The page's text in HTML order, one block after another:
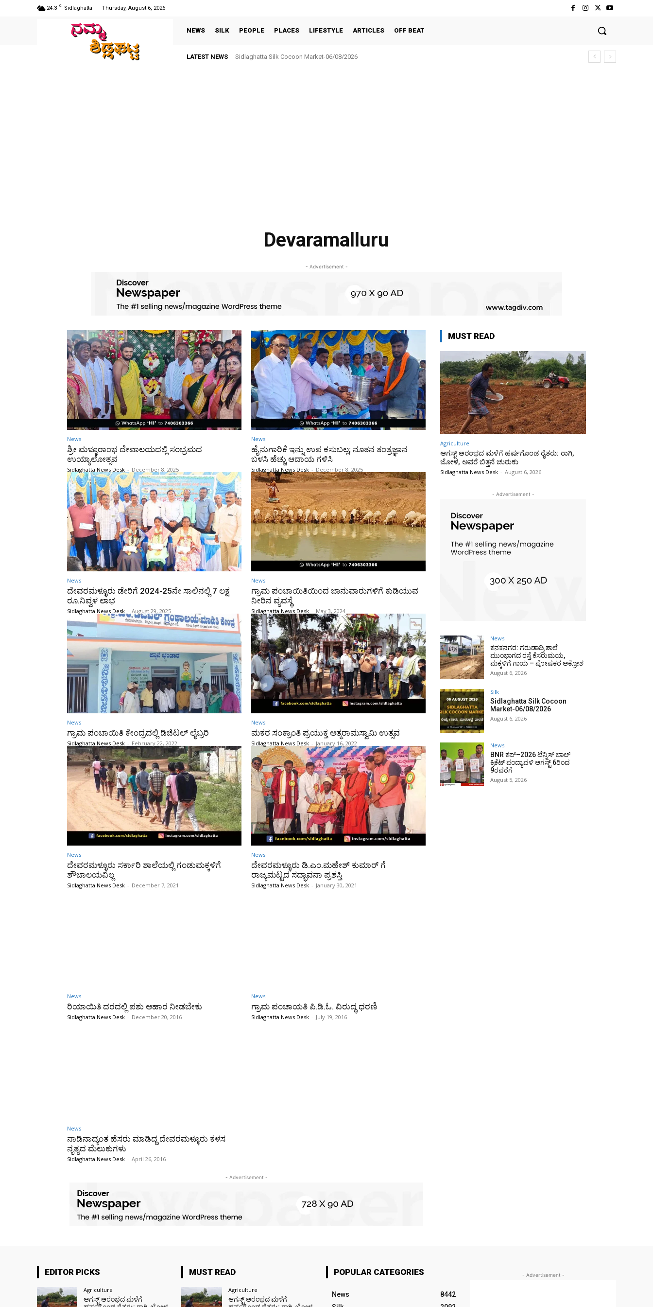
24.3 C Sidlaghatta Thursday, August 6, 2026
NEWS SILK PEOPLE PLACES LIFESTYLE ARTICLES OFF BEAT
LATEST NEWS Sidlaghatta Silk Cocoon Market-06/08/2026
BNR ಕಪ್–2026 ಟೆನ್ನಿಸ್ ಬಾಲ್ ಕ್ರಿಕೆಟ್ ಪಂದ್ಯಾವಳಿ ಆಗಸ್ಟ್ 6ರಿಂದ 9ರವರೆಗೆ
Devaramalluru
- Advertisement -
News
ಶ್ರೀ ಮಳ್ಳೂರಾಂಭ ದೇವಾಲಯದಲ್ಲಿ ಸಂಭ್ರಮದ
ಉಯ್ಯಾಲೋತ್ಸವ
Sidlaghatta News Desk - December 8, 2025
News
ಹೈನುಗಾರಿಕೆ ಇನ್ನು ಉಪ ಕಸುಬಲ್ಲ; ನೂತನ ತಂತ್ರಜ್ಞಾನ
ಬಳಸಿ ಹೆಚ್ಚು ಆದಾಯ ಗಳಿಸಿ
Sidlaghatta News Desk - December 8, 2025
News
ದೇವರಮಳ್ಳೂರು ಡೇರಿಗೆ 2024-25ನೇ ಸಾಲಿನಲ್ಲಿ 7 ಲಕ್ಷ
ರೂ.ನಿವ್ವಳ ಲಾಭ
Sidlaghatta News Desk - August 29, 2025
News
ಗ್ರಾಮ ಪಂಚಾಯಿತಿಯಿಂದ ಜಾನುವಾರುಗಳಿಗೆ ಕುಡಿಯುವ
ನೀರಿನ ವ್ಯವಸ್ಥೆ
Sidlaghatta News Desk - May 3, 2024
News
ಗ್ರಾಮ ಪಂಚಾಯಿತಿ ಕೇಂದ್ರದಲ್ಲಿ ಡಿಜಿಟಲ್ ಲೈಬ್ರರಿ
Sidlaghatta News Desk - February 22, 2022
News
ಮಕರ ಸಂಕ್ರಾಂತಿ ಪ್ರಯುಕ್ತ ಆತ್ಮರಾಮಸ್ವಾಮಿ ಉತ್ಸವ
Sidlaghatta News Desk - January 16, 2022
News
ದೇವರಮಳ್ಳೂರು ಸರ್ಕಾರಿ ಶಾಲೆಯಲ್ಲಿ ಗಂಡುಮಕ್ಕಳಿಗೆ
ಶೌಚಾಲಯವಿಲ್ಲ
Sidlaghatta News Desk - December 7, 2021
News
ದೇವರಮಳ್ಳೂರು ಡಿ.ಎಂ.ಮಹೇಶ್ ಕುಮಾರ್ ಗೆ
ರಾಜ್ಯಮಟ್ಟದ ಸದ್ಭಾವನಾ ಪ್ರಶಸ್ತಿ
Sidlaghatta News Desk - January 30, 2021
News
ರಿಯಾಯಿತಿ ದರದಲ್ಲಿ ಪಶು ಆಹಾರ ನೀಡಬೇಕು
Sidlaghatta News Desk - December 20, 2016
News
ಗ್ರಾಮ ಪಂಚಾಯತಿ ಪಿ.ಡಿ.ಓ. ವಿರುದ್ಧ ಧರಣಿ
Sidlaghatta News Desk - July 19, 2016
News
ನಾಡಿನಾದ್ಯಂತ ಹೆಸರು ಮಾಡಿದ್ದ ದೇವರಮಳ್ಳೂರು ಕಳಸ
ನೃತ್ಯದ ಮೆಲುಕುಗಳು
Sidlaghatta News Desk - April 26, 2016
- Advertisement -
MUST READ
Agriculture
ಆಗಸ್ಟ್ ಆರಂಭದ ಮಳೆಗೆ ಹರ್ಷಗೊಂಡ ರೈತರು: ರಾಗಿ,
ಜೋಳ, ಅವರೆ ಬಿತ್ತನೆ ಚುರುಕು
Sidlaghatta News Desk - August 6, 2026
- Advertisement -
News
ಕನಕನಗರ: ಗರುಡಾದ್ರಿ ಶಾಲೆ
ಮುಂಭಾಗದ ರಸ್ತೆ ಕೆಸರುಮಯ,
ಮಕ್ಕಳಿಗೆ ಗಾಯ – ಪೋಷಕರ ಆಕ್ರೋಶ
August 6, 2026
Silk
Sidlaghatta Silk Cocoon
Market-06/08/2026
August 6, 2026
News
BNR ಕಪ್–2026 ಟೆನ್ನಿಸ್ ಬಾಲ್
ಕ್ರಿಕೆಟ್ ಪಂದ್ಯಾವಳಿ ಆಗಸ್ಟ್ 6ರಿಂದ
9ರವರೆಗೆ
August 5, 2026
EDITOR PICKS
Agriculture
ಆಗಸ್ಟ್ ಆರಂಭದ ಮಳೆಗೆ
MUST READ
Agriculture
ಆಗಸ್ಟ್ ಆರಂಭದ ಮಳೆಗೆ
POPULAR CATEGORIES
News
8442
- Advertisement -